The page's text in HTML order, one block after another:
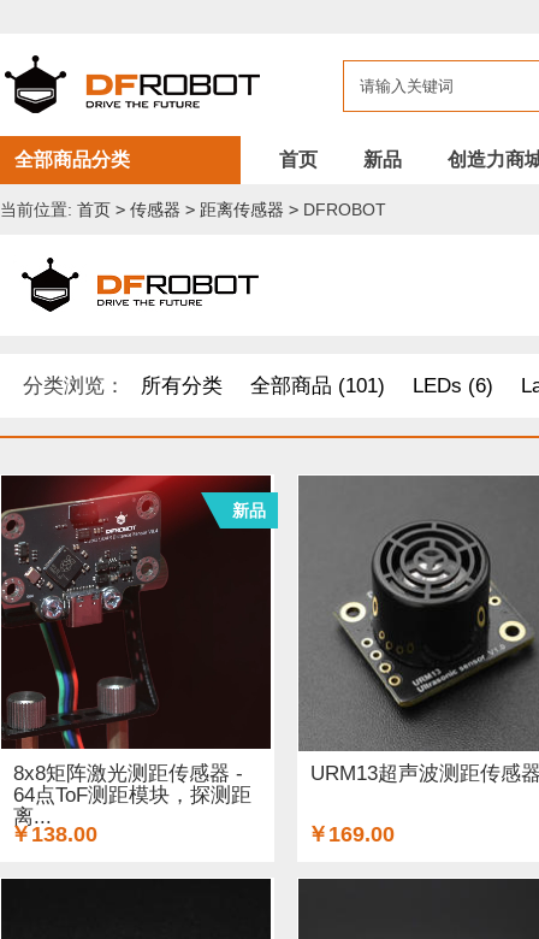
全部商品分类 首页 新品 创造力商
当前位置: 首页 > 传感器 > 距离传感器 > DFROBOT
分类浏览： 所有分类 全部商品 (101) LEDs (6)
其他套件 (37) Boson 套件 (10)
工具 (5) 电缆&电线 (1) 温湿度传感器 (37) DF纪念
结构件 (12) 键盘 (5) 液体传感器 (17)
3G/4G/5G (1) Arduino 套件 (7)
电源模块 (19) 外壳&保护套 (9) 柔性传感器 (3) 电
加速度传感器 (32) LattePanda (1) 直流电机驱动器
8x8矩阵激光测距传感器 -
64点ToF测距模块，探测距
离...
￥138.00
新品
URM13超声波测距传感
￥169.00